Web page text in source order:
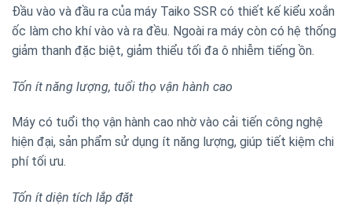
Đầu vào và đầu ra của máy Taiko SSR có thiết kế kiểu xoắn
ốc làm cho khí vào và ra đều. Ngoài ra máy còn có hệ thống
giảm thanh đặc biệt, giảm thiểu tối đa ô nhiễm tiếng ồn.
Tốn ít năng lượng, tuổi thọ vận hành cao
Máy có tuổi thọ vận hành cao nhờ vào cải tiến công nghệ
hiện đại, sản phẩm sử dụng ít năng lượng, giúp tiết kiệm chi
phí tối ưu.
Tốn ít diện tích lắp đặt